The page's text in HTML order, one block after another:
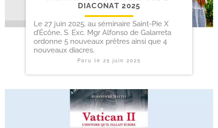
DIACONAT 2025
Le 27 juin 2025, au séminaire Saint-Pie X
d’Écône, S. Exc. Mgr Alfonso de Galarreta
ordonne 5 nouveaux prêtres ainsi que 4
nouveaux diacres.
Paru le 25 juin 2025